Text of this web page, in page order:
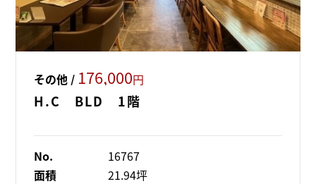
その他 / 176,000円
H.C BLD 1階
No.
16767
面積
21.94坪